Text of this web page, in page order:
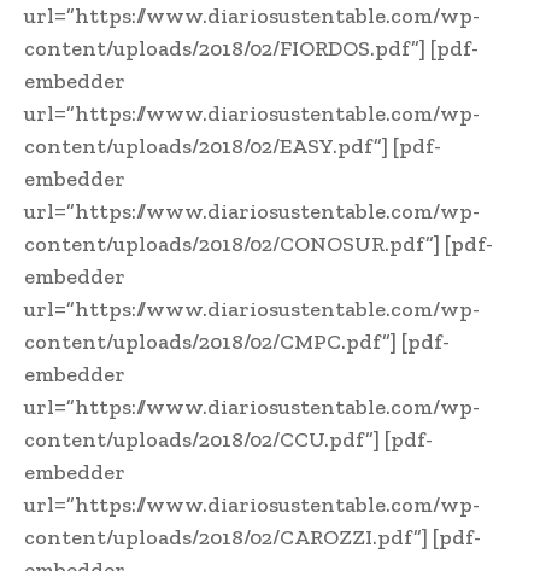
url=”https://www.diariosustentable.com/wp-
content/uploads/2018/02/FIORDOS.pdf”] [pdf-
embedder
url=”https://www.diariosustentable.com/wp-
content/uploads/2018/02/EASY.pdf”] [pdf-
embedder
url=”https://www.diariosustentable.com/wp-
content/uploads/2018/02/CONOSUR.pdf”] [pdf-
embedder
url=”https://www.diariosustentable.com/wp-
content/uploads/2018/02/CMPC.pdf”] [pdf-
embedder
url=”https://www.diariosustentable.com/wp-
content/uploads/2018/02/CCU.pdf”] [pdf-
embedder
url=”https://www.diariosustentable.com/wp-
content/uploads/2018/02/CAROZZI.pdf”] [pdf-